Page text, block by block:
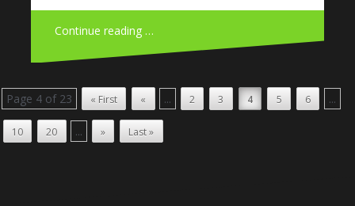
Continue reading …
Page 4 of 23 « First « ... 2 3 4 5 6 ...
10 20 ... » Last »